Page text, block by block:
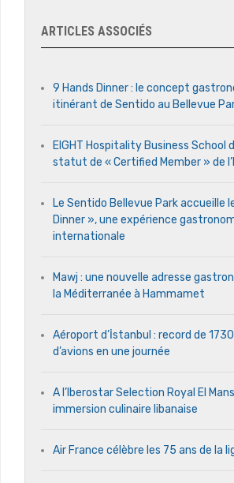
ARTICLES ASSOCIÉS
9 Hands Dinner : le concept
itinérant de Sentido au Bellevue
EIGHT Hospitality Business School
statut de « Certified Member » de
Le Sentido Bellevue Park accueille
Dinner », une expérience
internationale
Mawj : une nouvelle adresse
la Méditerranée à Hammamet
Aéroport d’İstanbul : record de
d’avions en une journée
A l’Iberostar Selection Royal El
immersion culinaire libanaise
Air France célèbre les 75 ans de la